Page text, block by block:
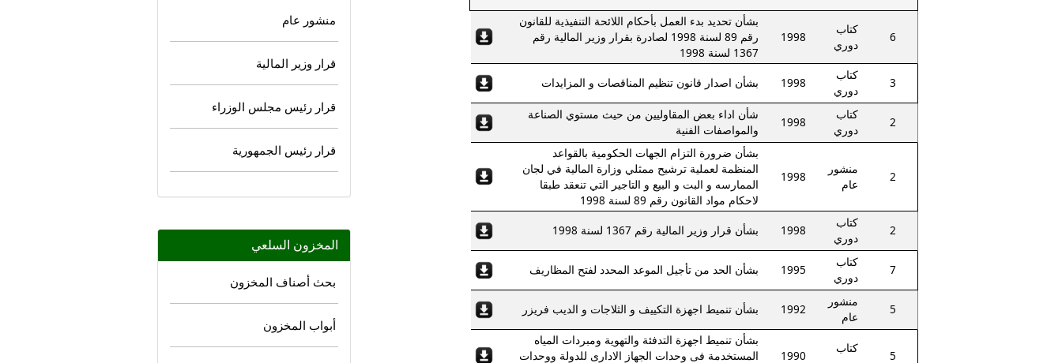
6
كتاب
دوري
1998
بشأن تحديد بدء العمل بأحكام اللائحة التنفيذية للقانون
رقم 89 لسنة 1998 لصادرة بقرار وزير المالية رقم
1367 لسنة 1998
3
كتاب
دوري
1998 بشأن اصدار قانون تنظيم المناقصات و المزايدات
2
كتاب
دوري
1998
شأن اداء بعض المقاوليين من حيث مستوي الصناعة
والمواصفات الفنية
2
منشور
عام
1998
بشأن ضرورة التزام الجهات الحكومية بالقواعد
المنظمة لعملية ترشيح ممثلي وزارة المالية في لجان
الممارسه و البت و البيع و التاجير التي تنعقد طبقا
لاحكام مواد القانون رقم 89 لسنة 1998
2
كتاب
دوري
1998 بشأن قرار وزير المالية رقم 1367 لسنة 1998
7
كتاب
دوري
1995 بشأن الحد من تأجيل الموعد المحدد لفتح المظاريف
5
منشور
عام
1992 بشأن تنميط اجهزة التكييف و الثلاجات و الديب فريزر
5
كتاب
1990
بشأن تنميط اجهزة التدفئة والتهوية ومبردات المياه
المستخدمة فى وحدات الجهاز الادارى للدولة ووحدات
منشور عام
قرار وزير المالية
قرار رئيس مجلس الوزراء
قرار رئيس الجمهورية
المخزون السلعي
بحث أصناف المخزون
أبواب المخزون